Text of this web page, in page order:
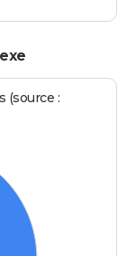
(source :